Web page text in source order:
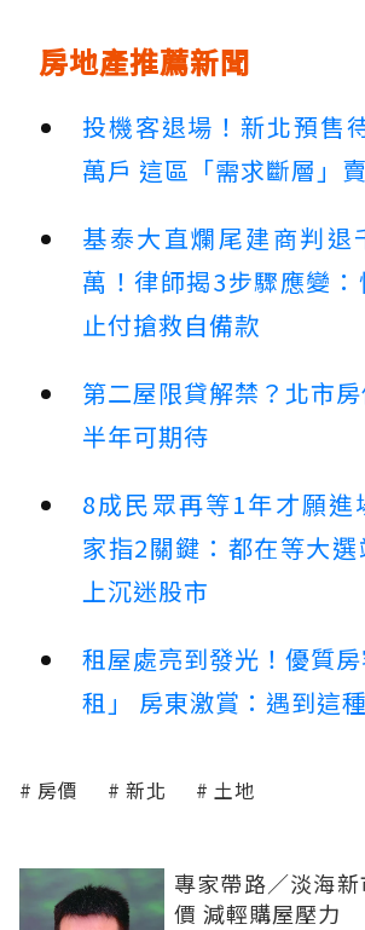
房地產推薦新聞
投機客退場！新北預售
萬戶 這區「需求斷層」
基泰大直爛尾建商判退
萬！律師揭3步驟應變
止付搶救自備款
第二屋限貸解禁？北市
半年可期待
8成民眾再等1年才願進
家指2關鍵：都在等大
上沉迷股市
租屋處亮到發光！優質
租」 房東激賞：遇到這
房價 新北 土地
專家帶路／淡海
價 減輕購屋壓力